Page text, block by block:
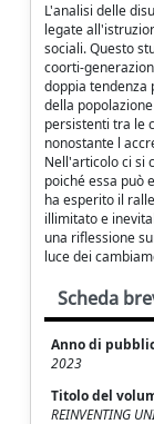
L'analisi delle
legate
sociali. Questo
coorti-
doppia tendenza
della
persistenti tra le
nonostante l
Nell'articolo ci si
poiché essa può
ha esperito il
illimitato e
una riflessione
luce dei
Scheda
Anno di
2023
Titolo del
REINVENTING